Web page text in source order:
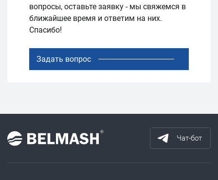
вопросы, оставьте заявку - мы свяжемся в
ближайшее время и ответим на них.
Спасибо!
Задать вопрос
Чат-бот